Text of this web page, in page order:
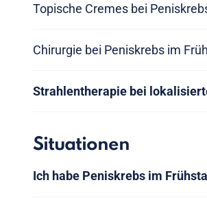
Topische Cremes bei
Chirurgie bei Peniskrebs im
Strahlentherapie bei
Situationen
Ich habe Peniskrebs im